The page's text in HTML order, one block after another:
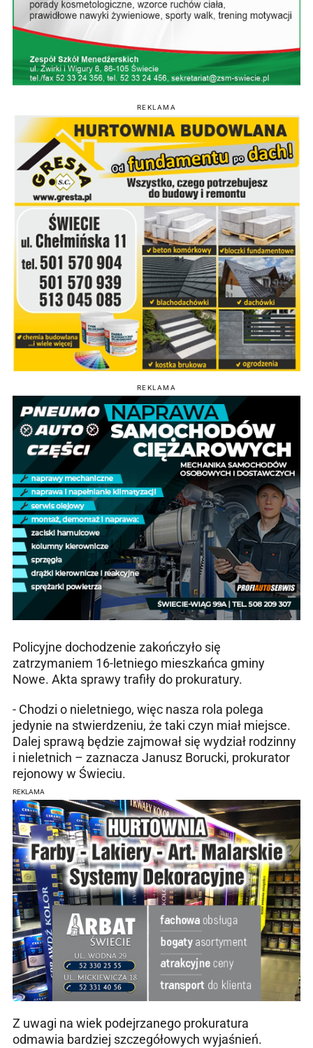
REKLAMA
REKLAMA
Policyjne dochodzenie zakończyło się
zatrzymaniem 16-letniego mieszkańca gminy
Nowe. Akta sprawy trafiły do prokuratury.
- Chodzi o nieletniego, więc nasza rola polega
jedynie na stwierdzeniu, że taki czyn miał miejsce.
Dalej sprawą będzie zajmował się wydział rodzinny
i nieletnich – zaznacza Janusz Borucki, prokurator
rejonowy w Świeciu.
REKLAMA
Z uwagi na wiek podejrzanego prokuratura
odmawia bardziej szczegółowych wyjaśnień.